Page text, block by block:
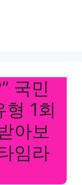
국민
1회
아보
임라